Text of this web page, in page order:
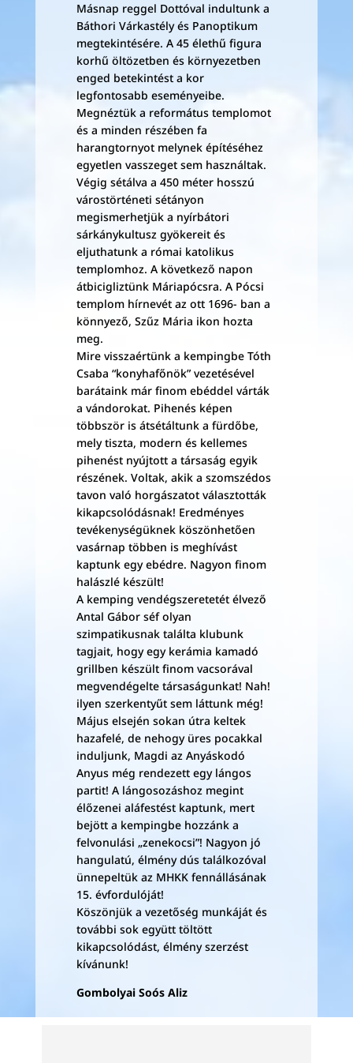
Másnap reggel Dottóval indultunk a
Báthori Várkastély és Panoptikum
megtekintésére. A 45 élethű figura
korhű öltözetben és környezetben
enged betekintést a kor
legfontosabb eseményeibe.
Megnéztük a református templomot
és a minden részében fa
harangtornyot melynek építéséhez
egyetlen vasszeget sem használtak.
Végig sétálva a 450 méter hosszú
várostörténeti sétányon
megismerhetjük a nyírbátori
sárkánykultusz gyökereit és
eljuthatunk a római katolikus
templomhoz. A következő napon
átbicigliztünk Máriapócsra. A Pócsi
templom hírnevét az ott 1696- ban a
könnyező, Szűz Mária ikon hozta
meg.
Mire visszaértünk a kempingbe Tóth
Csaba “konyhafőnök” vezetésével
barátaink már finom ebéddel várták
a vándorokat. Pihenés képen
többször is átsétáltunk a fürdőbe,
mely tiszta, modern és kellemes
pihenést nyújtott a társaság egyik
részének. Voltak, akik a szomszédos
tavon való horgászatot választották
kikapcsolódásnak! Eredményes
tevékenységüknek köszönhetően
vasárnap többen is meghívást
kaptunk egy ebédre. Nagyon finom
halászlé készült!
A kemping vendégszeretetét élvező
Antal Gábor séf olyan
szimpatikusnak találta klubunk
tagjait, hogy egy kerámia kamadó
grillben készült finom vacsorával
megvendégelte társaságunkat! Nah!
ilyen szerkentyűt sem láttunk még!
Május elsején sokan útra keltek
hazafelé, de nehogy üres pocakkal
induljunk, Magdi az Anyáskodó
Anyus még rendezett egy lángos
partit! A lángosozáshoz megint
élőzenei aláfestést kaptunk, mert
bejött a kempingbe hozzánk a
felvonulási „zenekocsi”! Nagyon jó
hangulatú, élmény dús találkozóval
ünnepeltük az MHKK fennállásának
15. évfordulóját!
Köszönjük a vezetőség munkáját és
további sok együtt töltött
kikapcsolódást, élmény szerzést
kívánunk!
Gombolyai Soós Aliz